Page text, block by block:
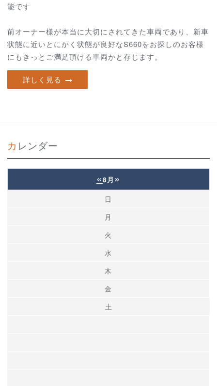
能です
前オーナー様が本当に大切にされてきた車両であり、新車
状態に近いとにかく状態が良好なS660をお探しのお客様
にもきっとご満足頂ける車両かと存じます。
詳しく見る
カレンダー
«8月 »
日
月
火
水
木
金
土